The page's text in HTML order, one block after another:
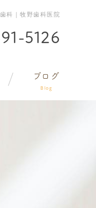
科｜牧野歯科医院
5126
ブログ
Blog